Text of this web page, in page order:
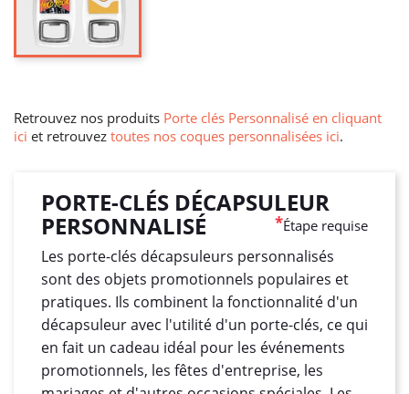
Retrouvez nos produits Porte clés Personnalisé en cliquant
ici et retrouvez toutes nos coques personnalisées ici.
PORTE-CLÉS DÉCAPSULEUR
PERSONNALISÉ *Étape requise
Les porte-clés décapsuleurs personnalisés
sont des objets promotionnels populaires et
pratiques. Ils combinent la fonctionnalité d'un
décapsuleur avec l'utilité d'un porte-clés, ce qui
en fait un cadeau idéal pour les événements
promotionnels, les fêtes d'entreprise, les